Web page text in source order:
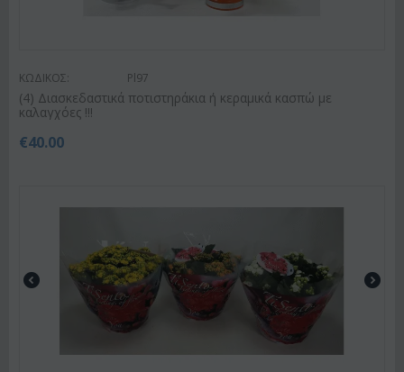
ΚΩΔΙΚΟΣ: Pl97
(4) Διασκεδαστικά ποτιστηράκια ή κεραμικά κασπώ με
καλαγχόες !!!
€40.00